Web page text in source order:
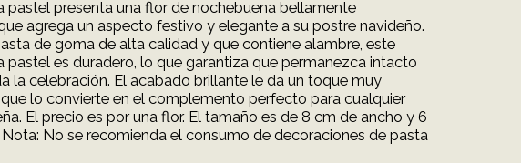
pastel presenta una flor de nochebuena bellamente
agrega un aspecto festivo y elegante a su postre navideño.
de goma de alta calidad y que contiene alambre, este
pastel es duradero, lo que garantiza que permanezca intacto
la celebración. El acabado brillante le da un toque muy
lo convierte en el complemento perfecto para cualquier
El precio es por una flor. El tamaño es de 8 cm de ancho y 6
No se recomienda el consumo de decoraciones de pasta